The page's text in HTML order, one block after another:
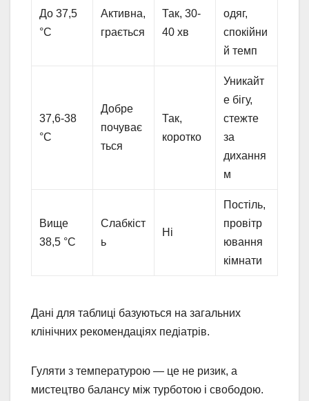
До 37,5
°C
Активна,
грається
Так, 30-
40 хв
одяг,
спокійни
й темп
37,6-38
°C
Добре
почуває
ться
Так,
коротко
Уникайт
е бігу,
стежте
за
дихання
м
Вище
38,5 °C
Слабкіст
ь
Ні
Постіль,
провітр
ювання
кімнати
Дані для таблиці базуються на загальних
клінічних рекомендаціях педіатрів.
Гуляти з температурою — це не ризик, а
мистецтво балансу між турботою і свободою.